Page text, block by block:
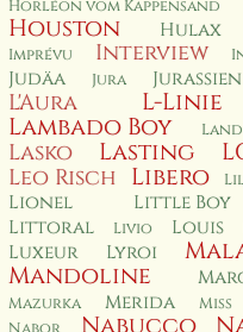
Horléon vom Kappensand
Houston Hulax
Imprévu Interview
Judäa Jura Jurassien
L'Aura
L-Linie
Lambado Boy
Lasko Lasting
Leo Risch Libero
Lionel
Little Boy
Littoral
Livio Louis
Luxeur Lyroi
Mandoline
Mazurka Merida Miss